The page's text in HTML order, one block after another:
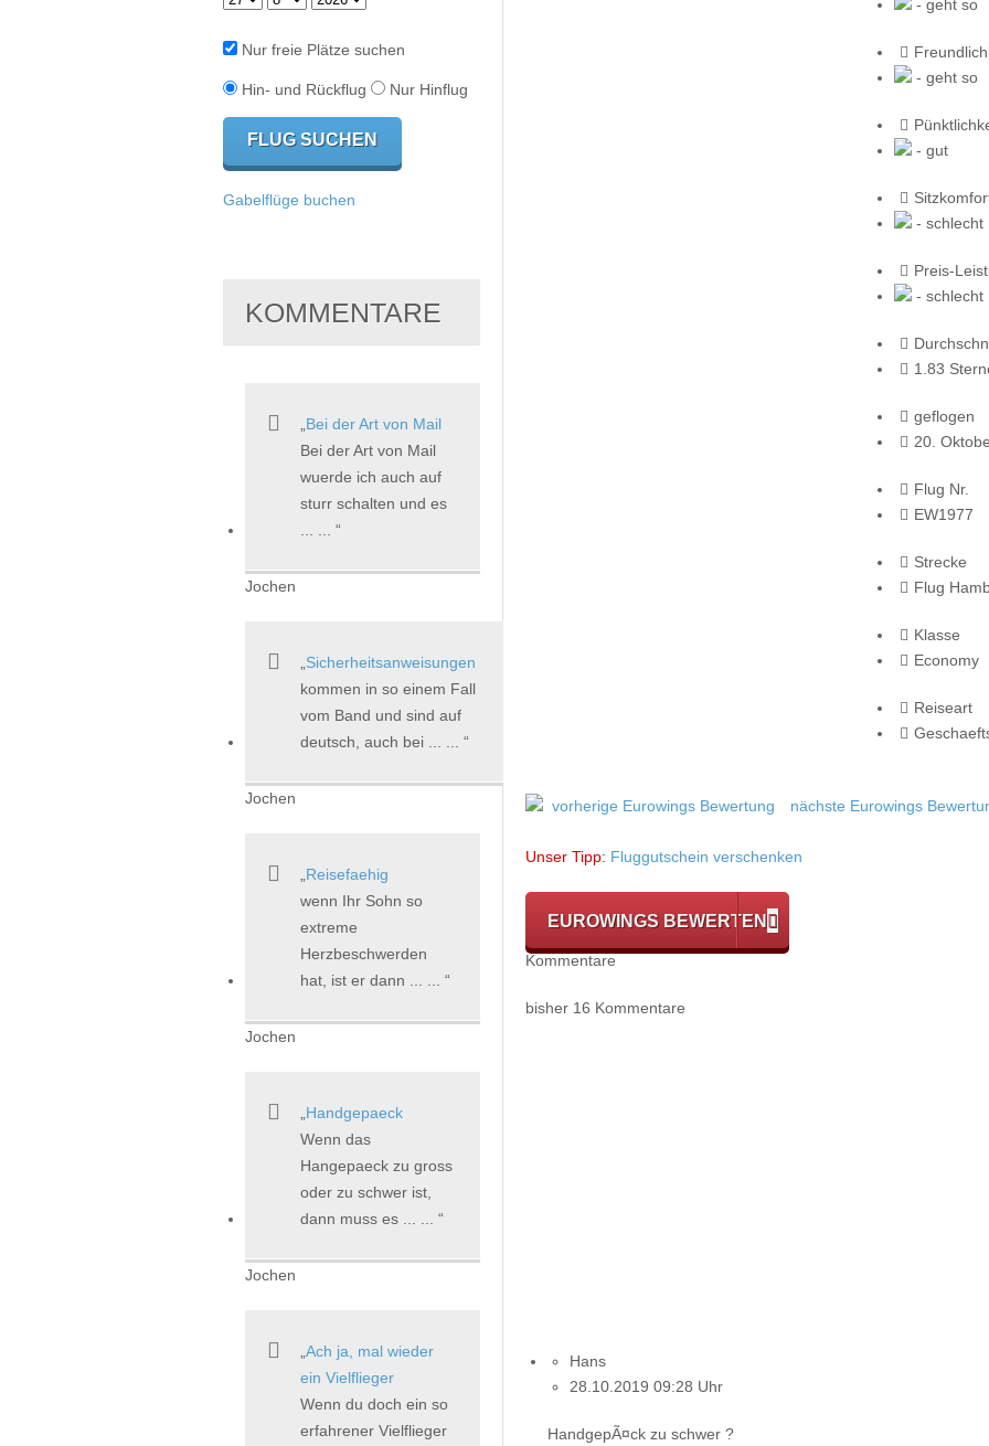
- geht so
- geht so
- gut
- schlecht
Preis-
- schlecht
1.83
geflogen
20.
Flug Nr.
EW1977
Strecke
Flug
Klasse
Economy
Reiseart
vorherige Eurowings Bewertung nächste Eurowings
Unser Tipp: Fluggutschein verschenken
EUROWINGS BEWERTEN
Kommentare
bisher 16 Kommentare
Hans
28.10.2019 09:28 Uhr
HandgepÃ¤ck zu schwer ?
Nur freie Plätze suchen
Hin- und Rückflug Nur Hinflug
Gabelflüge buchen
KOMMENTARE
Bei der Art von Mail
Bei der Art von Mail
wuerde ich auch auf
sturr schalten und es
Jochen
Sicherheitsanweisungen
kommen in so einem Fall
vom Band und sind auf
deutsch, auch bei ... ...
Jochen
Reisefaehig
wenn Ihr Sohn so
extreme
Herzbeschwerden
hat, ist er dann ... ...
Jochen
Handgepaeck
Wenn das
Hangepaeck zu gross
oder zu schwer ist,
dann muss es ... ...
Jochen
Ach ja, mal wieder
ein Vielflieger
Wenn du doch ein so
erfahrener Vielflieger